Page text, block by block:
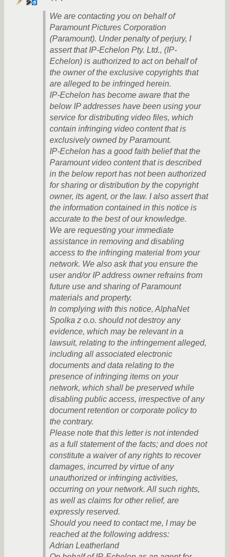
We are contacting you on behalf of
Paramount Pictures Corporation
(Paramount). Under penalty of perjury, I
assert that IP-Echelon Pty. Ltd., (IP-
Echelon) is authorized to act on behalf of
the owner of the exclusive copyrights that
are alleged to be infringed herein.
IP-Echelon has become aware that the
below IP addresses have been using your
service for distributing video files, which
contain infringing video content that is
exclusively owned by Paramount.
IP-Echelon has a good faith belief that the
Paramount video content that is described
in the below report has not been authorized
for sharing or distribution by the copyright
owner, its agent, or the law. I also assert that
the information contained in this notice is
accurate to the best of our knowledge.
We are requesting your immediate
assistance in removing and disabling
access to the infringing material from your
network. We also ask that you ensure the
user and/or IP address owner refrains from
future use and sharing of Paramount
materials and property.
In complying with this notice, AlphaNet
Spolka z o.o. should not destroy any
evidence, which may be relevant in a
lawsuit, relating to the infringement alleged,
including all associated electronic
documents and data relating to the
presence of infringing items on your
network, which shall be preserved while
disabling public access, irrespective of any
document retention or corporate policy to
the contrary.
Please note that this letter is not intended
as a full statement of the facts; and does not
constitute a waiver of any rights to recover
damages, incurred by virtue of any
unauthorized or infringing activities,
occurring on your network. All such rights,
as well as claims for other relief, are
expressly reserved.
Should you need to contact me, I may be
reached at the following address:
Adrian Leatherland